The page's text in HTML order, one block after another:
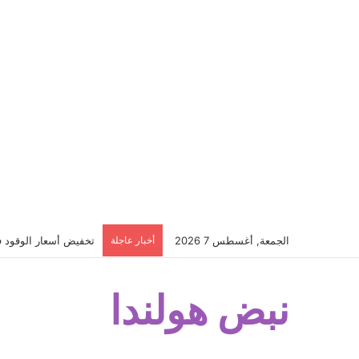
الجمعة, أغسطس 7 2026 أخبار عاجلة تخفيض أسعار الوقود
نبض هولندا